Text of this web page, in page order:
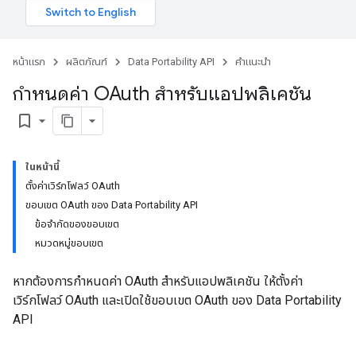
หน้าแรก ผลิตภัณฑ์ Data Portability API คำแนะนำ
กำหนดค่า OAuth สำหรับแอปพลิเคชัน
bookmark_border
ในหน้านี้
ตั้งค่าเวิร์กโฟลว์ OAuth
ขอบเขต OAuth ของ Data Portability API
ข้อจํากัดของขอบเขต
หมวดหมู่ขอบเขต
หากต้องการกำหนดค่า OAuth สําหรับแอปพลิเคชัน ให้ตั้งค่า
เวิร์กโฟลว์ OAuth และเปิดใช้ขอบเขต OAuth ของ Data Portability
API